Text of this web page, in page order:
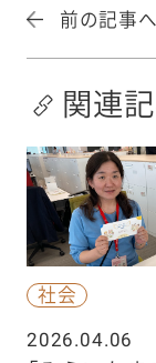
前の記事へ
関連
社会
2026.04.06